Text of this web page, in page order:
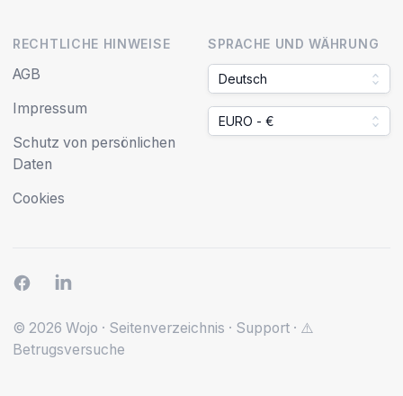
RECHTLICHE HINWEISE
AGB
Impressum
Schutz von persönlichen
Daten
Cookies
SPRACHE UND WÄHRUNG
Deutsch
EURO - €
© 2026 Wojo · Seitenverzeichnis · Support · ⚠️
Betrugsversuche